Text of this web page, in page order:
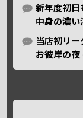
新年度初
中身の濃い
当店初リ
お彼岸の夜